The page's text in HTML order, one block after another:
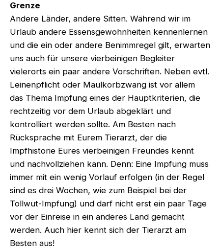
Grenze
Andere Länder, andere Sitten. Während wir im
Urlaub andere Essensgewohnheiten kennenlernen
und die ein oder andere Benimmregel gilt, erwarten
uns auch für unsere vierbeinigen Begleiter
vielerorts ein paar andere Vorschriften. Neben evtl.
Leinenpflicht oder Maulkorbzwang ist vor allem
das Thema Impfung eines der Hauptkriterien, die
rechtzeitig vor dem Urlaub abgeklärt und
kontrolliert werden sollte. Am Besten nach
Rücksprache mit Eurem Tierarzt, der die
Impfhistorie Eures vierbeinigen Freundes kennt
und nachvollziehen kann. Denn: Eine Impfung muss
immer mit ein wenig Vorlauf erfolgen (in der Regel
sind es drei Wochen, wie zum Beispiel bei der
Tollwut-Impfung) und darf nicht erst ein paar Tage
vor der Einreise in ein anderes Land gemacht
werden. Auch hier kennt sich der Tierarzt am
Besten aus!